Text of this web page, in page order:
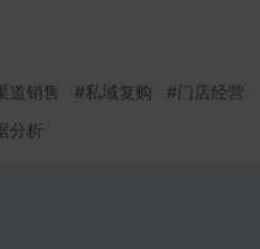
道销售 #私域复购 #门店经营
分析